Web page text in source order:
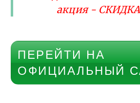
акция -
ПЕРЕЙТИ НА
ОФИЦИАЛЬНЫЙ